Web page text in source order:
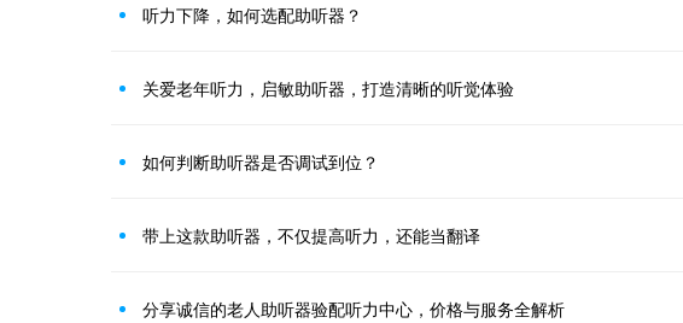
听力下降，如何选配助听器？
关爱老年听力，启敏助听器，打造清晰的听觉体验
如何判断助听器是否调试到位？
带上这款助听器，不仅提高听力，还能当翻译
分享诚信的老人助听器验配听力中心，价格与服务全解析